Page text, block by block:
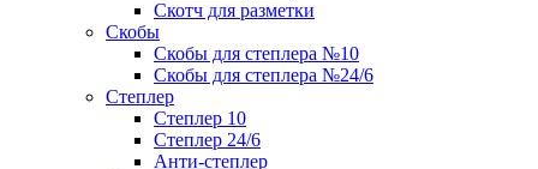
Скотч для разметки
Скобы
Скобы для степлера №10
Скобы для степлера №24/6
Степлер
Степлер 10
Степлер 24/6
Анти-степлер